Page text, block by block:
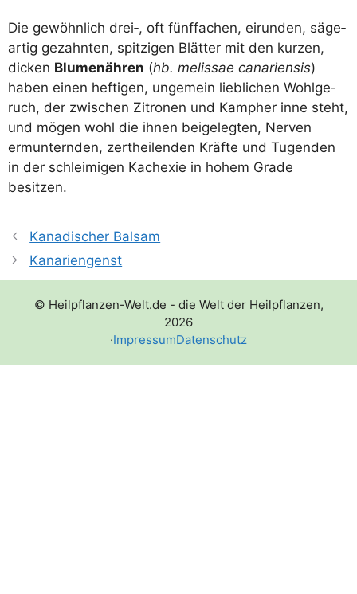
Die gewöhn­lich drei‑, oft fünf­fa­chen, eirun­den, säge­
ar­tig gezahn­ten, spit­zi­gen Blät­ter mit den kur­zen,
dicken Blu­men­äh­ren (hb. melis­sae cana­ri­en­sis)
haben einen hef­ti­gen, unge­mein lieb­li­chen Wohl­ge­
ruch, der zwi­schen Zitro­nen und Kam­pher inne steht,
und mögen wohl die ihnen bei­geleg­ten, Ner­ven
ermun­tern­den, zert­hei­len­den Kräf­te und Tugen­den
in der schlei­mi­gen Kach­e­x­ie in hohem Gra­de
besitzen.
Kanadischer Balsam
Kanariengenst
© Heilpflanzen-Welt.de - die Welt der Heilpflanzen,
2026
·ImpressumDatenschutz